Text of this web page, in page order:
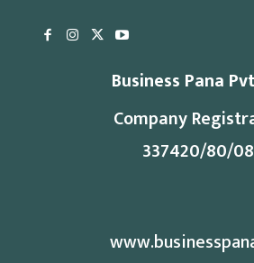
Business Pana
Company
337420/80/